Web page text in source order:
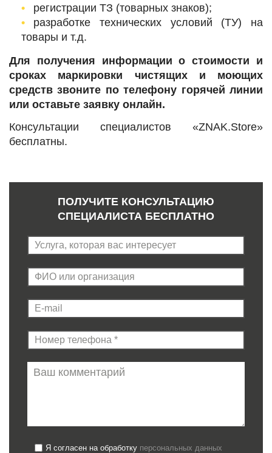
регистрации ТЗ (товарных знаков);
разработке технических условий (ТУ) на
товары и т.д.
Для получения информации о стоимости и
сроках маркировки чистящих и моющих
средств звоните по телефону горячей линии
или оставьте заявку онлайн.
Консультации специалистов «ZNAK.Store»
бесплатны.
ПОЛУЧИТЕ КОНСУЛЬТАЦИЮ
СПЕЦИАЛИСТА БЕСПЛАТНО
Я согласен на обработку персональных данных